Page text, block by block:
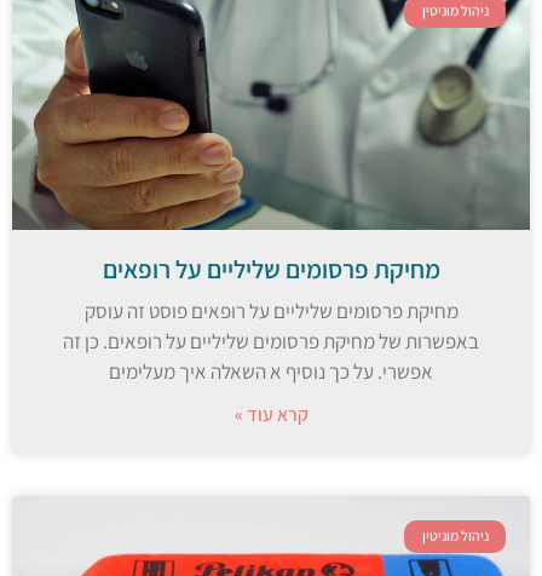
ניהול מוניטין
מחיקת פרסומים שליליים על רופאים
מחיקת פרסומים שליליים על רופאים פוסט זה עוסק
באפשרות של מחיקת פרסומים שליליים על רופאים. כן זה
אפשרי. על כך נוסיף א השאלה איך מעלימים
קרא עוד »
ניהול מוניטין